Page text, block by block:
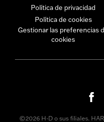
Política de privacidad
Política de cookies
Gestionar las preferencias
cookies
©2026 H-D o sus filiales.